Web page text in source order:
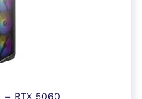
– RTX 5060